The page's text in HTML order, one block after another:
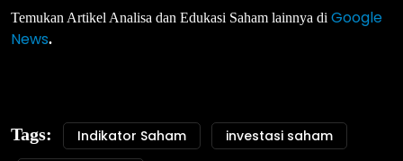
Temukan Artikel Analisa dan Edukasi Saham lainnya di Google
News.
Tags: Indikator Saham
investasi saham